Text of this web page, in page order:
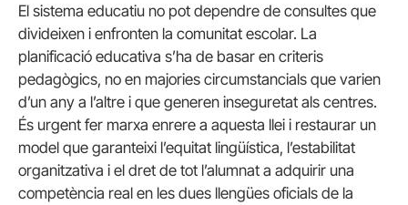
El sistema educatiu no pot dependre de consultes que
divideixen i enfronten la comunitat escolar. La
planificació educativa s’ha de basar en criteris
pedagògics, no en majories circumstancials que varien
d’un any a l’altre i que generen inseguretat als centres.
És urgent fer marxa enrere a aquesta llei i restaurar un
model que garanteixi l’equitat lingüística, l’estabilitat
organitzativa i el dret de tot l’alumnat a adquirir una
competència real en les dues llengües oficials de la